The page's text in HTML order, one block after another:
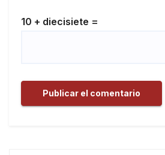
10 + diecisiete =